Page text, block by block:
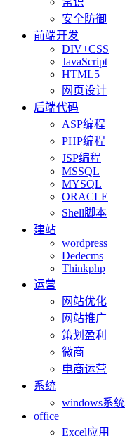
安全防御
前端开发
DIV+CSS
JavaScript
HTML5
网页设计
后端代码
ASP编程
PHP编程
JSP编程
MSSQL
MYSQL
ORACLE
Shell脚本
建站
wordpress
Dedecms
Thinkphp
运营
网站优化
网站推广
策划盈利
微商
电商运营
系统
windows系统
office
Excel应用